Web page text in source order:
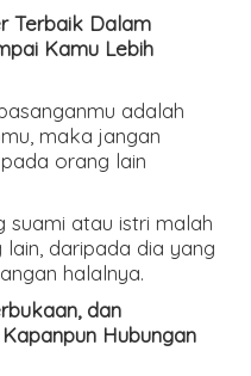
Terbaik Dalam
Kamu Lebih
adalah
maka jangan
orang lain
suami atau istri malah
daripada dia yang
halalnya.
dan
Hubungan